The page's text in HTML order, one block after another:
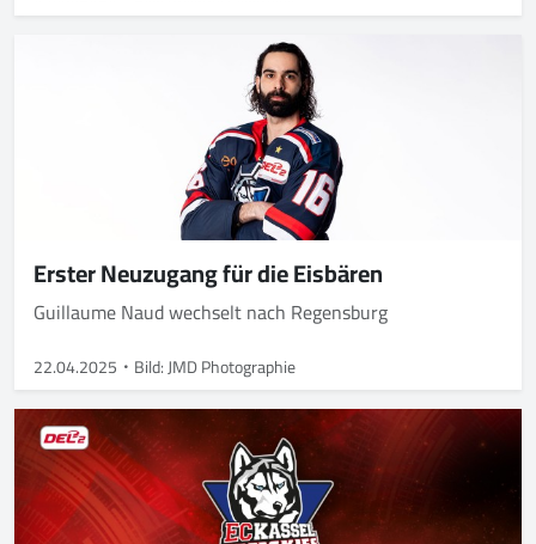
Erster Neuzugang für die Eisbären
Guillaume Naud wechselt nach Regensburg
22.04.2025 Bild: JMD Photographie